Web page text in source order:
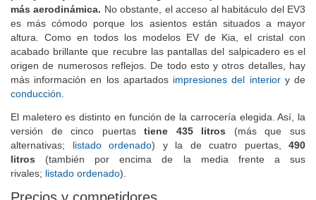
pasajeros y más autonomía, gracias a que la carrocería es
más aerodinámica.No obstante, el acceso al habitáculo del EV3
es más cómodo porque los asientos están situados a mayor
altura. Como en todos los modelos EV de Kia, el cristal con
acabado brillante que recubre las pantallas del salpicadero es el
origen de numerosos reflejos. De todo esto y otros detalles, hay
más información en los apartados
El maletero es distinto en función de la carrocería elegida. Así, la
versión de cinco puertastiene 435 litros(más que sus
alternativas;listado ordenado ) y la de cuatro puertas,
490
litros(también por encima de la media frente a sus